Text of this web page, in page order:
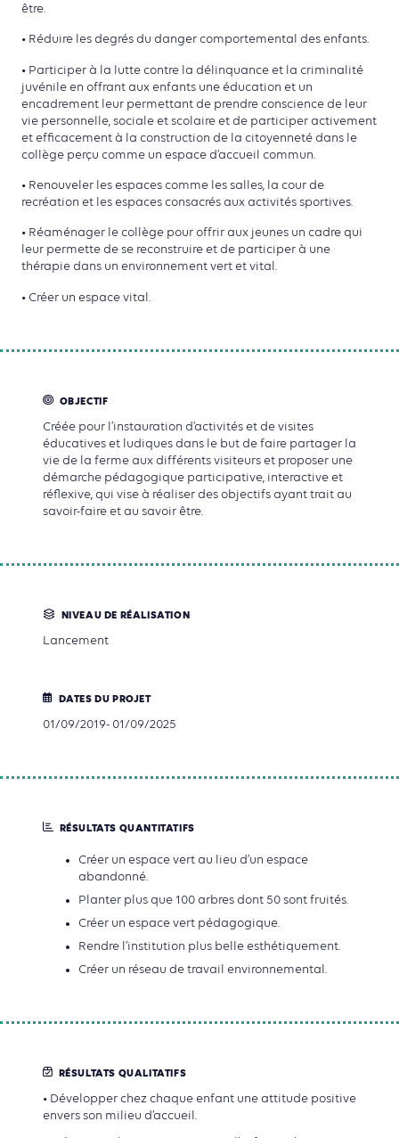
être.
• Réduire les degrés du danger comportemental des enfants.
• Participer à la lutte contre la délinquance et la criminalité
juvénile en offrant aux enfants une éducation et un
encadrement leur permettant de prendre conscience de leur
vie personnelle, sociale et scolaire et de participer activement
et efficacement à la construction de la citoyenneté dans le
collège perçu comme un espace d’accueil commun.
• Renouveler les espaces comme les salles, la cour de
recréation et les espaces consacrés aux activités sportives.
• Réaménager le collège pour offrir aux jeunes un cadre qui
leur permette de se reconstruire et de participer à une
thérapie dans un environnement vert et vital.
• Créer un espace vital.
OBJECTIF
Créée pour l’instauration d’activités et de visites
éducatives et ludiques dans le but de faire partager la
vie de la ferme aux différents visiteurs et proposer une
démarche pédagogique participative, interactive et
réflexive, qui vise à réaliser des objectifs ayant trait au
savoir-faire et au savoir être.
NIVEAU DE RÉALISATION
Lancement
DATES DU PROJET
01/09/2019- 01/09/2025
RÉSULTATS QUANTITATIFS
Créer un espace vert au lieu d’un espace
abandonné.
Planter plus que 100 arbres dont 50 sont fruités.
Créer un espace vert pédagogique.
Rendre l’institution plus belle esthétiquement.
Créer un réseau de travail environnemental.
RÉSULTATS QUALITATIFS
• Développer chez chaque enfant une attitude positive
envers son milieu d’accueil.